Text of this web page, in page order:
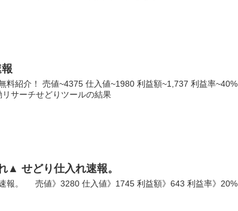
料紹介！ 売値~4375 仕入値~1980 利益額~1,737 利益率~40%
サーチせどりツールの結果
▲ せどり仕入れ速報。
報。 売値》3280 仕入値》1745 利益額》643 利益率》20%